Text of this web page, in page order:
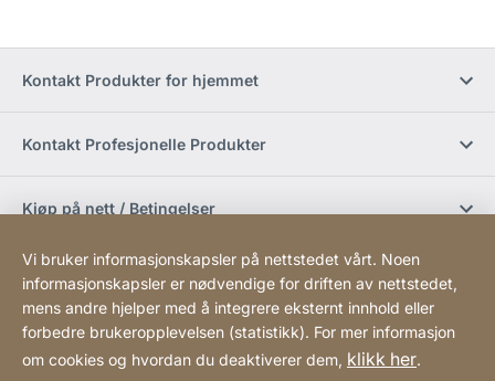
Kontakt Produkter for hjemmet
Kontakt Profesjonelle Produkter
Kjøp på nett / Betingelser
Newsletter
Vi bruker informasjonskapsler på nettstedet vårt. Noen
informasjonskapsler er nødvendige for driften av nettstedet,
mens andre hjelper med å integrere eksternt innhold eller
forbedre brukeropplevelsen (statistikk). For mer informasjon
om cookies og hvordan du deaktiverer dem, klikk her.